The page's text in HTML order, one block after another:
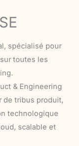
spécialisé pour
toutes les
& Engineering
de tribus produit,
technologique
scalable et